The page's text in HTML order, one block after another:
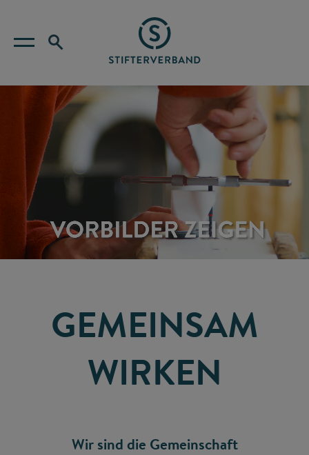
GEMEINSAM
WIRKEN
Wir sind die Gemeinschaft